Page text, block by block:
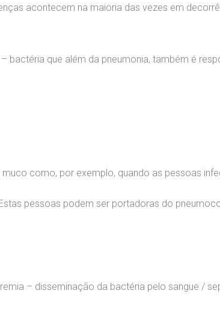
acontecem na maioria das vezes em
que além da pneumonia, também é
como, por exemplo, quando as pessoas
pessoas podem ser portadoras do
– disseminação da bactéria pelo sangue /